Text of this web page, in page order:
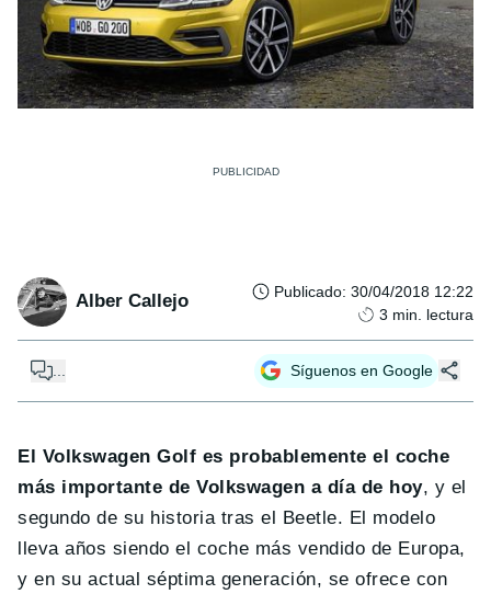
Alber Callejo Publicado: 30/04/2018 12:22
3 min. lectura
Síguenos en Google
El Volkswagen Golf es probablemente el coche
más importante de Volkswagen a día de hoy, y el
segundo de su historia tras el Beetle. El modelo
lleva años siendo el coche más vendido de Europa,
y en su actual séptima generación, se ofrece con